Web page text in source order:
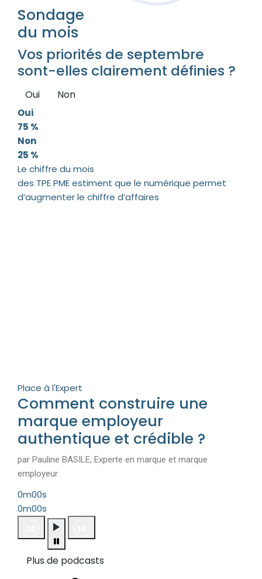
Sondage
du mois
Vos priorités de septembre
sont-elles clairement définies ?
Oui Non
Oui
75 %
Non
25 %
Le chiffre du mois
des TPE PME estiment que le numérique permet
d’augmenter le chiffre d’affaires
Place à l'Expert
Comment construire une
marque employeur
authentique et crédible ?
par Pauline BASILE, Experte en marque et marque
employeur
0m00s
0m00s
Plus de podcasts